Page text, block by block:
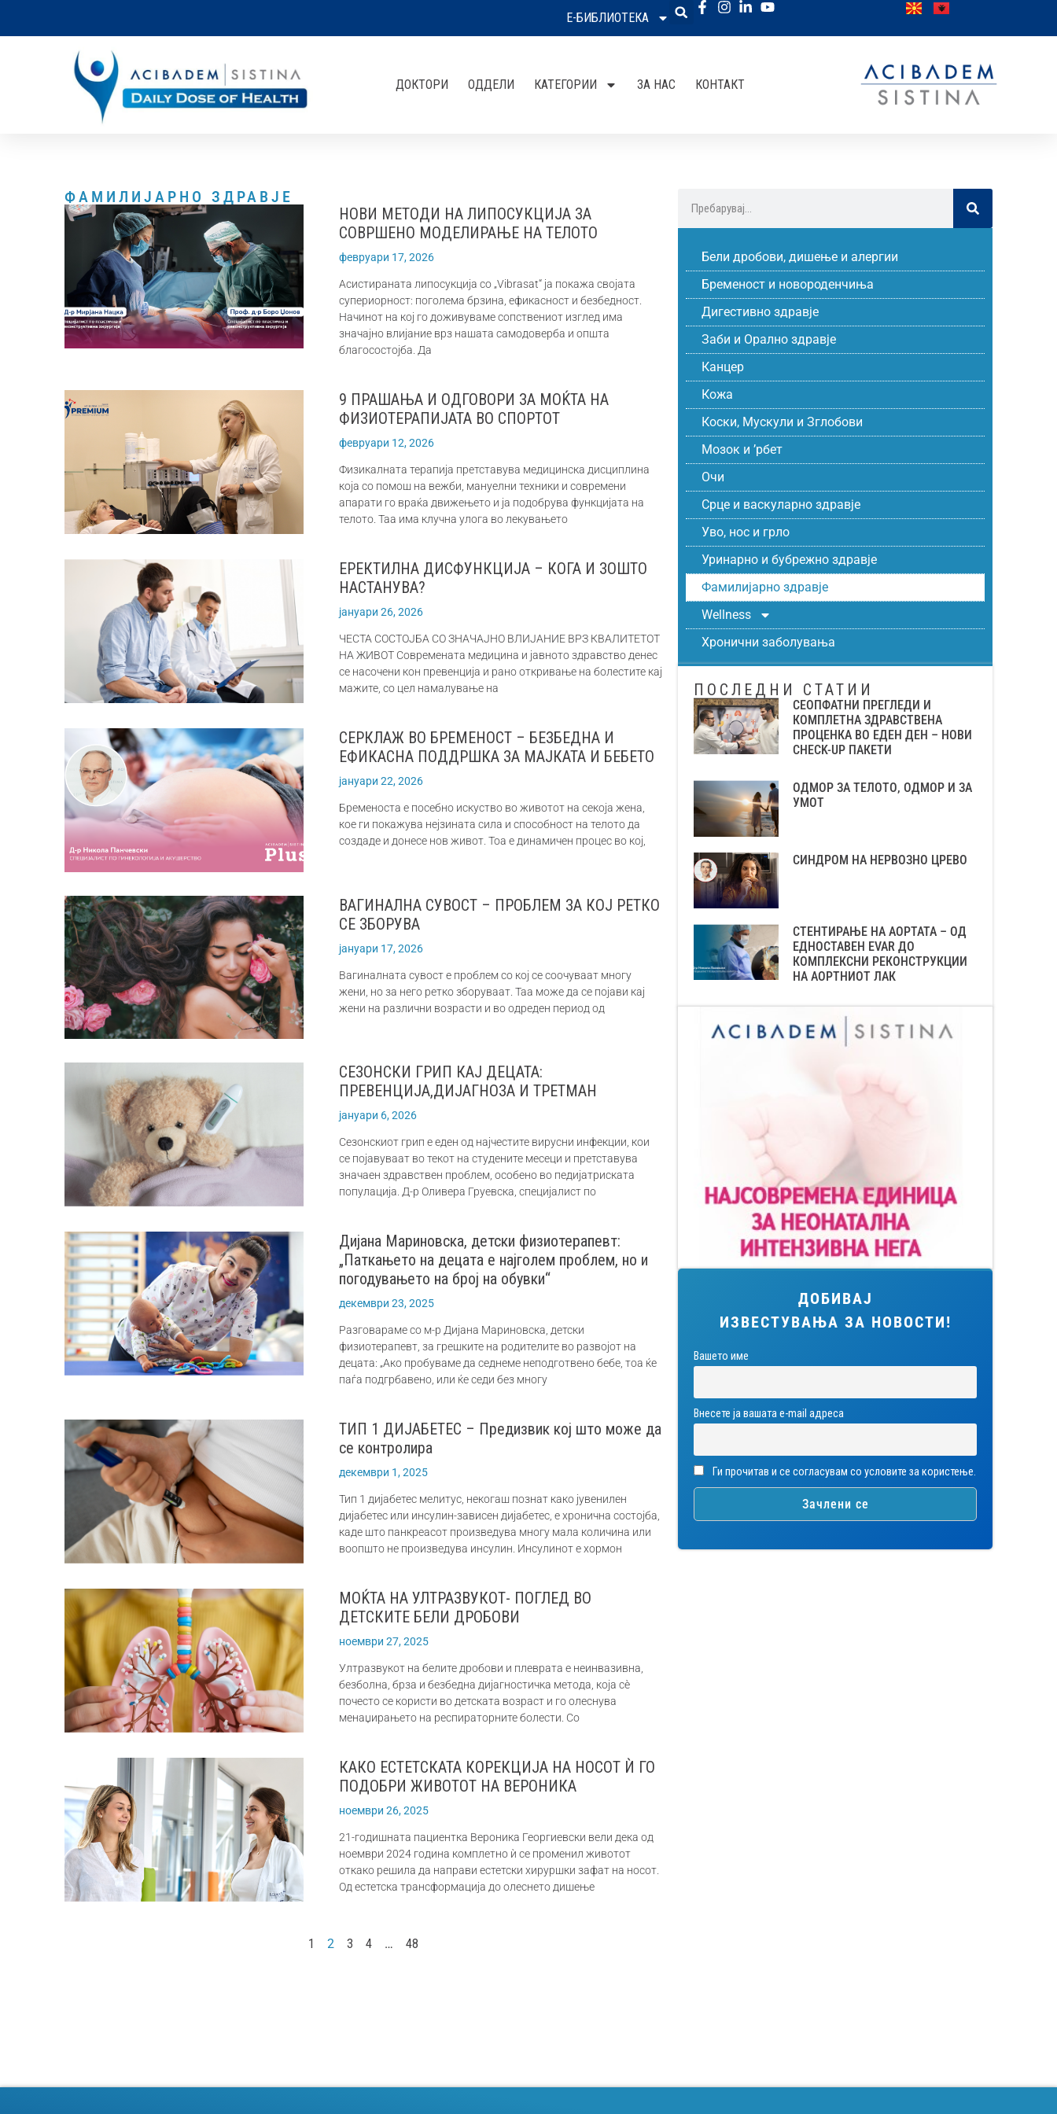
Е-БИБЛИОТЕКА
ДОКТОРИ ОДДЕЛИ КАТЕГОРИИ ЗА НАС КОНТАКТ
ФАМИЛИЈАРНО ЗДРАВЈЕ
НОВИ МЕТОДИ НА ЛИПОСУКЦИЈА ЗА
СОВРШЕНО МОДЕЛИРАЊЕ НА ТЕЛОТО
февруари 17, 2026
Асистираната липосукција со „Vibrasat“ ја покажа својата
супериорност: поголема брзина, ефикасност и безбедност.
Начинот на кој го доживуваме сопствениот изглед има
значајно влијание врз нашата самодоверба и општа
благосостојба. Да
9 ПРАШАЊА И ОДГОВОРИ ЗА МОЌТА НА
ФИЗИОТЕРАПИЈАТА ВО СПОРТОТ
февруари 12, 2026
Физикалната терапија претставува медицинска дисциплина
која со помош на вежби, мануелни техники и современи
апарати го враќа движењето и ја подобрува функцијата на
телото. Таа има клучна улога во лекувањето
ЕРЕКТИЛНА ДИСФУНКЦИЈА – КОГА И ЗОШТО
НАСТАНУВА?
јануари 26, 2026
ЧЕСТА СОСТОЈБА СО ЗНАЧАЈНО ВЛИЈАНИЕ ВРЗ КВАЛИТЕТОТ
НА ЖИВОТ Современата медицина и јавното здравство денес
се насочени кон превенција и рано откривање на болестите кај
мажите, со цел намалување на
СЕРКЛАЖ ВО БРЕМЕНОСТ – БЕЗБЕДНА И
ЕФИКАСНА ПОДДРШКА ЗА МАЈКАТА И БЕБЕТО
јануари 22, 2026
Бременоста е посебно искуство во животот на секоја жена,
кое ги покажува нејзината сила и способност на телото да
создаде и донесе нов живот. Тоа е динамичен процес во кој,
ВАГИНАЛНА СУВОСТ – ПРОБЛЕМ ЗА КОЈ РЕТКО
СЕ ЗБОРУВА
јануари 17, 2026
Вагиналната сувост е проблем со кој се соочуваат многу
жени, но за него ретко зборуваат. Таа може да се појави кај
жени на различни возрасти и во одреден период од
СЕЗОНСКИ ГРИП КАЈ ДЕЦАТА:
ПРЕВЕНЦИЈА,ДИЈАГНОЗА И ТРЕТМАН
јануари 6, 2026
Сезонскиот грип е еден од најчестите вирусни инфекции, кои
се појавуваат во текот на студените месеци и претставува
значаен здравствен проблем, особено во педијатриската
популација. Д-р Оливера Груевска, специјалист по
Дијана Мариновска, детски физиотерапевт:
„Паткањето на децата е најголем проблем, но и
погодувањето на број на обувки“
декември 23, 2025
Разговараме со м-р Дијана Мариновска, детски
физиотерапевт, за грешките на родителите во развојот на
децата: „Ако пробуваме да седнеме неподготвено бебе, тоа ќе
паѓа подгрбавено, или ќе седи без многу
ТИП 1 ДИЈАБЕТЕС – Предизвик кој што може да
се контролира
декември 1, 2025
Тип 1 дијабетес мелитус, некогаш познат како јувенилен
дијабетес или инсулин-зависен дијабетес, е хронична состојба,
каде што панкреасот произведува многу мала количина или
воопшто не произведува инсулин. Инсулинот е хормон
МОЌТА НА УЛТРАЗВУКОТ- ПОГЛЕД ВО
ДЕТСКИТЕ БЕЛИ ДРОБОВИ
ноември 27, 2025
Ултразвукот на белите дробови и плеврата е неинвазивна,
безболна, брза и безбедна дијагностичка метода, која сè
почесто се користи во детската возраст и го олеснува
менаџирањето на респираторните болести. Со
КАКО ЕСТЕТСКАТА КОРЕКЦИЈА НА НОСОТ Ѝ ГО
ПОДОБРИ ЖИВОТОТ НА ВЕРОНИКА
ноември 26, 2025
21-годишната пациентка Вероника Георгиевски вели дека од
ноември 2024 година комплетно ѝ се променил животот
oткако решила да направи естетски хируршки зафат на носот.
Од естетска трансформација до олеснето дишење
1 2 3 4 … 48
Бели дробови, дишење и алергии
Бременост и новороденчиња
Дигестивно здравје
Заби и Орално здравје
Канцер
Кожа
Коски, Мускули и Зглобови
Мозок и ’рбет
Очи
Срце и васкуларно здравје
Уво, нос и грло
Уринарно и бубрежно здравје
Фамилијарно здравје
Wellness
Хронични заболувања
ПОСЛЕДНИ СТАТИИ
СЕОПФАТНИ ПРЕГЛЕДИ И
КОМПЛЕТНА ЗДРАВСТВЕНА
ПРОЦЕНКА ВО ЕДЕН ДЕН – НОВИ
CHECK-UP ПАКЕТИ
ОДМОР ЗА ТЕЛОТО, ОДМОР И ЗА
УМОТ
СИНДРОМ НА НЕРВОЗНО ЦРЕВО
СТЕНТИРАЊЕ НА АОРТАТА – ОД
ЕДНОСТАВЕН EVAR ДО
КОМПЛЕКСНИ РЕКОНСТРУКЦИИ
НА АОРТНИОТ ЛАК
ДОБИВАЈ
ИЗВЕСТУВАЊА ЗА НОВОСТИ!
Вашето име
Внесете ја вашата е-mail адреса
Ги прочитав и се согласувам со условите за користење.